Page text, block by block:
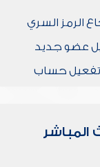
الرمز السري
عضو جديد
تفعيل حساب
المباشر